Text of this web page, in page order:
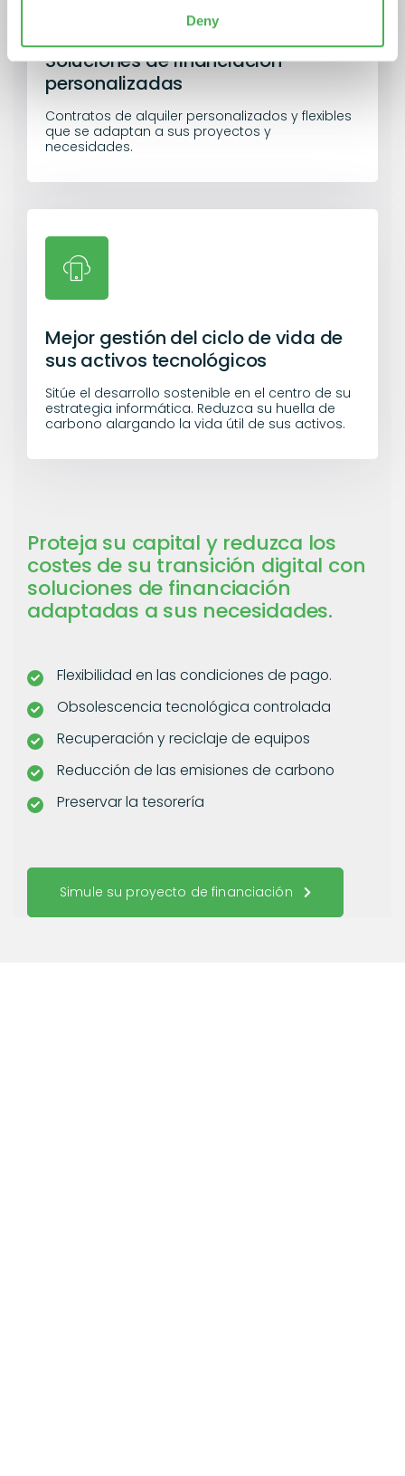
Deny
Soluciones de financiación
personalizadas
Contratos de alquiler personalizados y flexibles
que se adaptan a sus proyectos y
necesidades.
Mejor gestión del ciclo de vida de
sus activos tecnológicos
Sitúe el desarrollo sostenible en el centro de su
estrategia informática. Reduzca su huella de
carbono alargando la vida útil de sus activos.
Proteja su capital y reduzca los
costes de su transición digital con
soluciones de financiación
adaptadas a sus necesidades.
Flexibilidad en las condiciones de pago.
Obsolescencia tecnológica controlada
Recuperación y reciclaje de equipos
Reducción de las emisiones de carbono
Preservar la tesorería
Simule su proyecto de financiación